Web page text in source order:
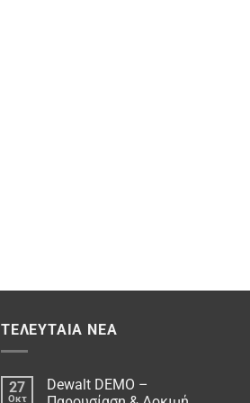
ΤΕΛΕΥΤΑΊΑ ΝΈΑ
27
Οκτ
Dewalt DEMO –